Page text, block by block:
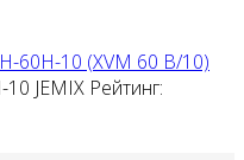
60Н-10 (XVM 60 В/10)
10 JEMIX Рейтинг: